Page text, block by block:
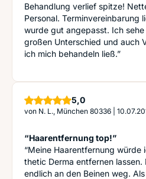
Behandlung verlief spitze!
Personal. Terminvereinbarung
wurde gut angepasst. Ich
großen Unterschied und auch
ich mich behandeln ließ.”
5,0Sterne
von N. L., München 80336
“Haarentfernung top!”
“Meine Haarentfernung würde
thetic Derma entfernen lassen.
endlich an den Beinen weg.